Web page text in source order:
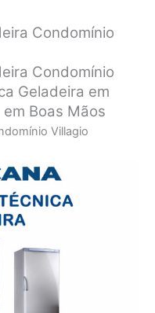
Condomínio
Condomínio
Geladeira em
Boas Mãos
Villagio